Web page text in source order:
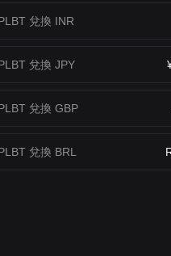
兌換 INR
兌換 JPY
兌換 GBP
兌換 BRL